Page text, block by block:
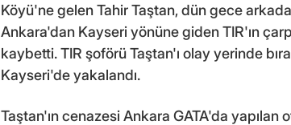
Köyü'ne gelen Tahir Taştan, dün gece
Ankara'dan Kayseri yönüne giden TIR'ın
kaybetti. TIR şoförü Taştan'ı olay yerinde
Kayseri'de yakalandı.
Taştan'ın cenazesi Ankara GATA'da